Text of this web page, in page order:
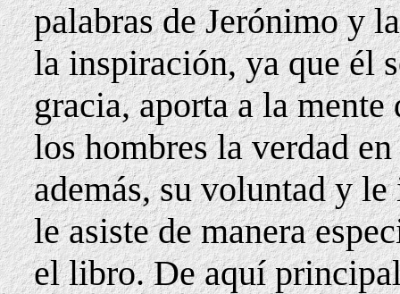
palabras de Jerónimo y
la inspiración, ya que él
gracia, aporta a la
los hombres la verdad
además, su voluntad y
le asiste de manera
el libro. De aquí